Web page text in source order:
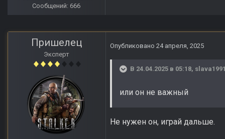
Сообщений: 666
Пришелец
Эксперт
Опубликовано 24 апреля, 2025
В 24.04.2025 в 05:18,
или он не важный
Не нужен он, играй дальше.